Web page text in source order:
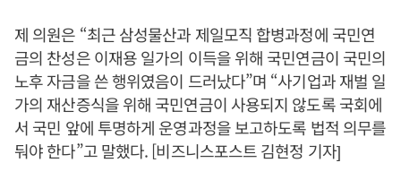
제 의원은 “최근 삼성물산과 제일모직 합병과정에 국민연
금의 찬성은 이재용 일가의 이득을 위해 국민연금이 국민의
노후 자금을 쓴 행위였음이 드러났다”며 “사기업과 재벌 일
가의 재산증식을 위해 국민연금이 사용되지 않도록 국회에
서 국민 앞에 투명하게 운영과정을 보고하도록 법적 의무를
둬야 한다”고 말했다. [비즈니스포스트 김현정 기자]